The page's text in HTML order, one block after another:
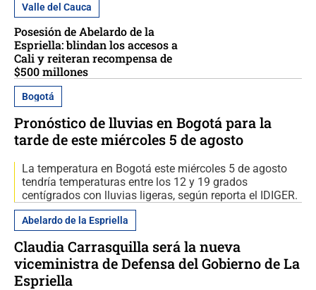
Valle del Cauca
Posesión de Abelardo de la
Espriella: blindan los accesos a
Cali y reiteran recompensa de
$500 millones
Bogotá
Pronóstico de lluvias en Bogotá para la
tarde de este miércoles 5 de agosto
La temperatura en Bogotá este miércoles 5 de agosto
tendría temperaturas entre los 12 y 19 grados
centígrados con lluvias ligeras, según reporta el IDIGER.
Abelardo de la Espriella
Claudia Carrasquilla será la nueva
viceministra de Defensa del Gobierno de La
Espriella